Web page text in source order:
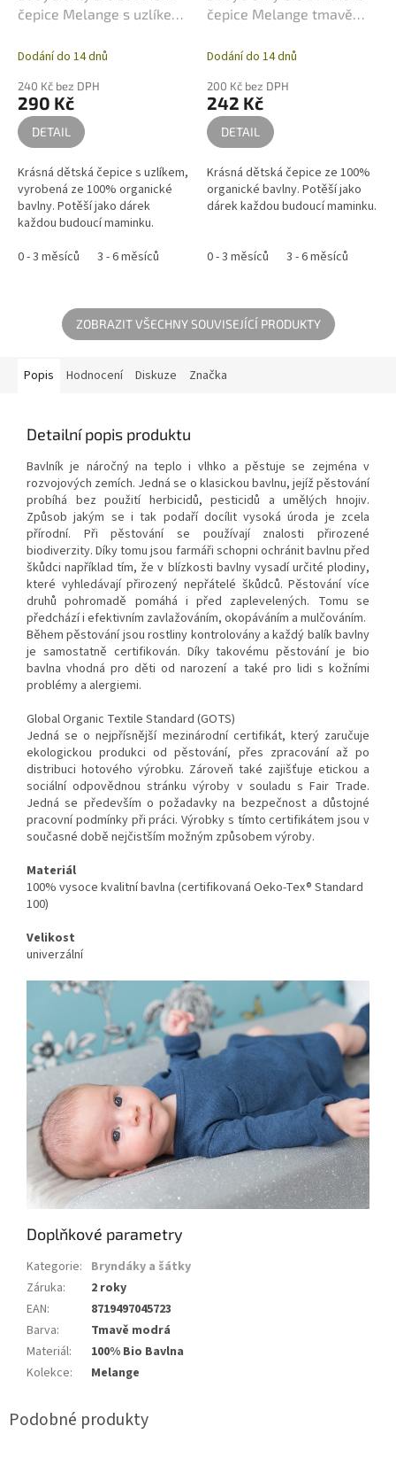
čepice Melange s uzlíkem
Dodání do 14 dnů
240 Kč bez DPH
290 Kč
DETAIL
Krásná dětská čepice s uzlíkem,
vyrobená ze 100% organické
bavlny. Potěší jako dárek
každou budoucí maminku.
0 - 3 měsíců
3 - 6 měsíců
čepice Melange tmavě
Dodání do 14 dnů
200 Kč bez DPH
242 Kč
DETAIL
Krásná dětská čepice ze 100%
organické bavlny. Potěší jako
dárek každou budoucí maminku.
0 - 3 měsíců 3 - 6 měsíců
ZOBRAZIT VŠECHNY SOUVISEJÍCÍ PRODUKTY
Popis Hodnocení Diskuze Značka
Detailní popis produktu
Bavlník je náročný na teplo i vlhko a pěstuje se zejména v
rozvojových zemích. Jedná se o klasickou bavlnu, jejíž pěstování
probíhá bez použití herbicidů, pesticidů a umělých hnojiv.
Způsob jakým se i tak podaří docílit vysoká úroda je zcela
přírodní. Při pěstování se používají znalosti přirozené
biodiverzity. Díky tomu jsou farmáři schopni ochránit bavlnu před
škůdci například tím, že v blízkosti bavlny vysadí určité plodiny,
které vyhledávají přirozený nepřátelé škůdců. Pěstování více
druhů pohromadě pomáhá i před zaplevelených. Tomu se
předchází i efektivním zavlažováním, okopáváním a mulčováním.
Během pěstování jsou rostliny kontrolovány a každý balík bavlny
je samostatně certifikován. Díky takovému pěstování je bio
bavlna vhodná pro děti od narození a také pro lidi s kožními
problémy a alergiemi.
Global Organic Textile Standard (GOTS)
Jedná se o nejpřísnější mezinárodní certifikát, který zaručuje
ekologickou produkci od pěstování, přes zpracování až po
distribuci hotového výrobku. Zároveň také zajišťuje etickou a
sociální odpovědnou stránku výroby v souladu s Fair Trade.
Jedná se především o požadavky na bezpečnost a důstojné
pracovní podmínky při práci. Výrobky s tímto certifikátem jsou v
současné době nejčistším možným způsobem výroby.
Materiál
100% vysoce kvalitní bavlna (certifikovaná Oeko-Tex® Standard
100)
Velikost
univerzální
Doplňkové parametry
Kategorie: Bryndáky a šátky
Záruka:
2 roky
EAN:
8719497045723
Barva:
Tmavě modrá
Materiál:
100% Bio Bavlna
Kolekce: Melange